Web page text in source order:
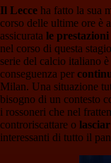
Il Lecce ha fatto la sua
corso delle ultime ore è
assicurata le
nel corso di questa
serie del calcio italiano
conseguenza per
Milan. Una situazione
bisogno di un contesto
i rossoneri che nel
controriscattare o
interessanti di tutto il